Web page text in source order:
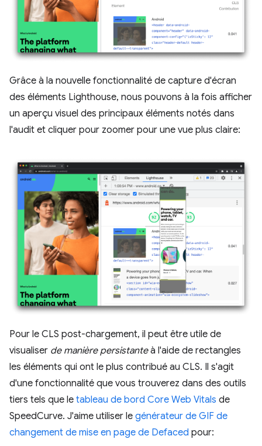
Grâce à la nouvelle fonctionnalité de capture d'écran
des éléments Lighthouse, nous pouvons à la fois afficher
un aperçu visuel des principaux éléments notés dans
l'audit et cliquer pour zoomer pour une vue plus claire:
Pour le CLS post-chargement, il peut être utile de
visualiser de manière persistanteà l'aide de rectangles
les éléments qui ont le plus contribué au CLS. Il s'agit
d'une fonctionnalité que vous trouverez dans des outils
tiers tels que le tableau de bord Core Web Vitals de
SpeedCurve. J'aime utiliser le générateur de GIF de
changement de mise en page de Defaced pour: